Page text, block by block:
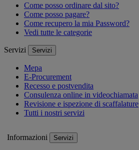
Come posso ordinare dal sito?
Come posso pagare?
Come recupero la mia Password?
Vedi tutte le categorie
Servizi Servizi
Mepa
E-Procurement
Recesso e postvendita
Consulenza online in videochiamata
Revisione e ispezione di scaffalature
Tutti i nostri servizi
Informazioni Servizi